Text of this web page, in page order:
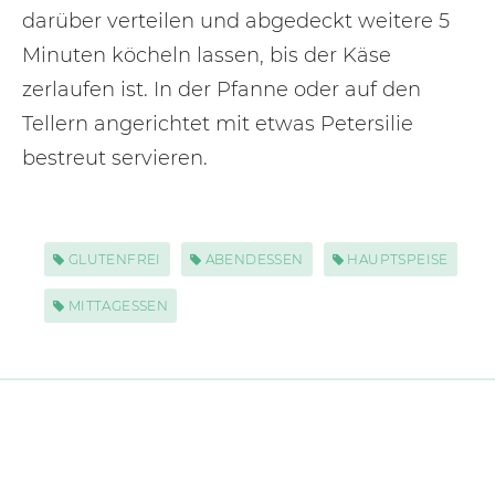
darüber verteilen und abgedeckt weitere 5
Minuten köcheln lassen, bis der Käse
zerlaufen ist. In der Pfanne oder auf den
Tellern angerichtet mit etwas Petersilie
bestreut servieren.
GLUTENFREI ABENDESSEN HAUPTSPEISE
MITTAGESSEN